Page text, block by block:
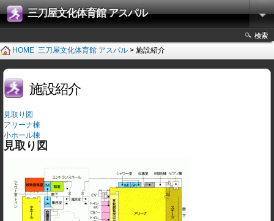
三刀屋文化体育館 アスパル
検索
HOME 三刀屋文化体育館 アスパル > 施設紹介
施設紹介
見取り図
アリーナ棟
小ホール棟
見取り図